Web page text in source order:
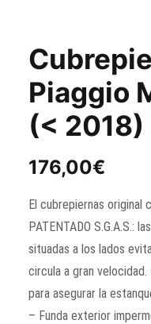
Piaggio
(< 2018)
176,00€
El cubrepiernas original
PATENTADO S.G.A.S.:
situadas a los lados
circula a gran
para asegurar la
– Funda exterior